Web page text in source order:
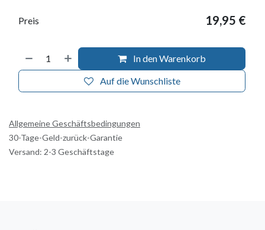
In den Warenkorb
Auf die Wunschliste
Preis 19,95 €
Allgemeine Geschäftsbedingungen
30-Tage-Geld-zurück-Garantie
Versand: 2-3 Geschäftstage